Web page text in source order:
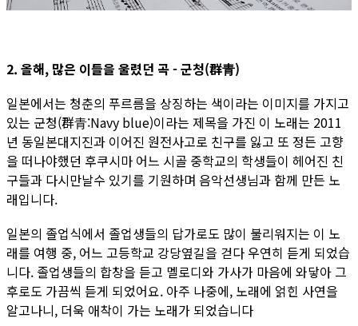
2. 올해, 많은 이들을 울렸던 곡 - 군청(群青)
일본에서는 청춘의 푸르름을 상징하는 색이라는 이미지를 가지고
있는 군청(群青:Navy blue)이라는 제목을 가진 이 노래는 2011
년 동일본대지진과 이어진 원전사고로 친구를 잃고 또 정든 고향
을 떠나야했던 후쿠시마 어느 시골 중학교의 학생들이 헤어진 친
구들과 다시만날수 있기를 기원하며 음악선생님과 함께 만든 노
래입니다.
일본의 졸업식에서 졸업생들의 답가로도 많이 불리워지는 이 노
래를 여행 중, 어느 고등학교 강당옆길을 걷다 우연히 듣게 되었습
니다. 졸업생들의 합창을 듣고 멜로디와 가사가 마음에 와닿아 그
후로도 가끔씩 듣게 되었어요. 아주 나중에, 노래에 얽힌 사연을
알고나니, 더욱 애착이 가는 노래가 되었습니다